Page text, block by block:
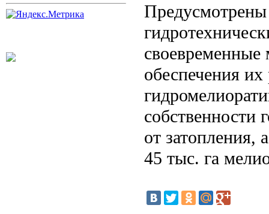
своевременные
обеспечения
собственности
от затопления,
45 тыс. га